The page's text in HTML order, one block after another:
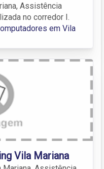
Assistência
no corredor I.
em Vila
Vila Mariana